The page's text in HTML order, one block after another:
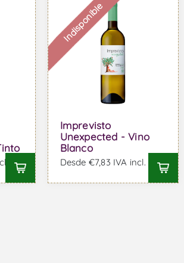
Indisponible
Imprevisto
Unexpected - Vino
Blanco
Desde €7,83 IVA incl.